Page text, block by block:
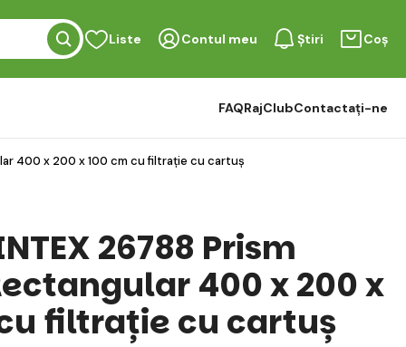
Liste Contul meu Știri Coș
FAQRajClubContactați-ne
400 x 200 x 100 cm cu filtrație cu cartuș
26788 Prism
400 x 200 x
filtrație cu cartuș